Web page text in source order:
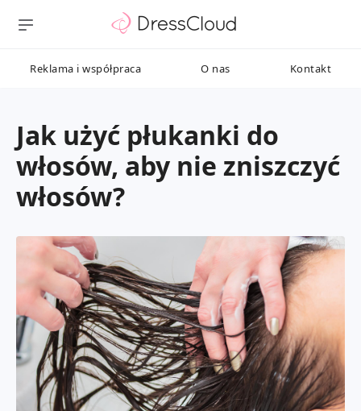
Reklama i współpraca O nas Kontakt
Jak użyć płukanki do
włosów, aby nie zniszczyć
włosów?